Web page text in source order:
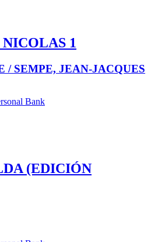
1
/ SEMPE, JEAN-JACQUES
(EDICIÓN